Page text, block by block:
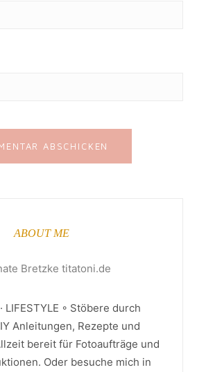
ABOUT ME
LIFESTYLE ◦ Stöbere durch
Anleitungen, Rezepte und
bereit für Fotoaufträge und
Oder besuche mich in